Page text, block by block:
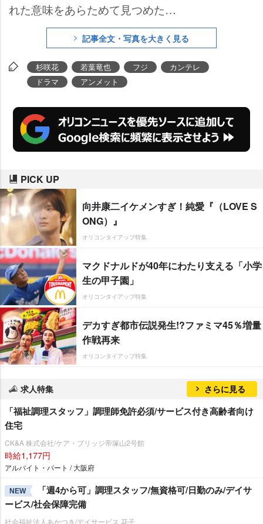
れた意味をあらためて見つめた
記事全文・写真を大きく見る
杉咲花 若葉竜也 フジ
カンテレ
ドラマ
アンメット
PICK UP
向井康二イケメンすぎ！純愛『（LOVE S
ONG）』
オリコンタイアップ特集
マクドナルドが40年にわたり支える「小学
生の甲子園」
オリコンタイアップ特集
デカすぎ都市伝説発生!?ファミマ45％増量
作戦再来
オリコンタイアップ特集
求人特集 さらに見る
「福祉調理スタッフ」調理師免許必須/サービス付き高齢者向け
住宅
CK&A 株式会社/ケア・ブリッジ帝塚山2号館
時給1,177円
アルバイト・パート / 大阪府
NEW
「週4から可」調理スタッフ/無資格可/日勤のみ/デイサ
ービス/社会保障完備
社会福祉法人あかつき/デイサービス 花子